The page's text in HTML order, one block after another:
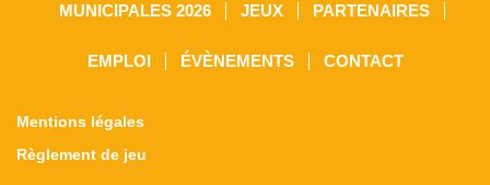
MUNICIPALES 2026 JEUX PARTENAIRES
EMPLOI ÉVÈNEMENTS CONTACT
Mentions légales
Règlement de jeu